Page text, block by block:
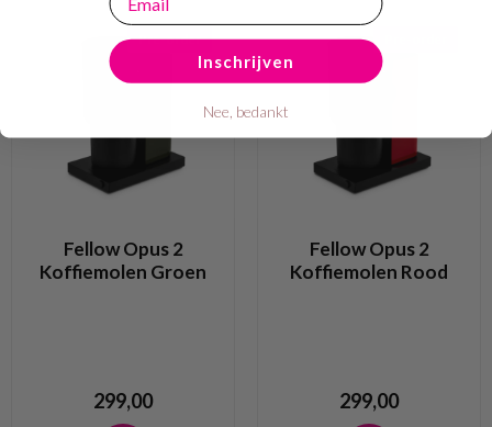
Pre-order
Fellow Opus 2
Koffiemolen Groen
299,00
Fellow Opus 2
Koffiemolen Rood
299,00
Inschrijven
Nee, bedankt